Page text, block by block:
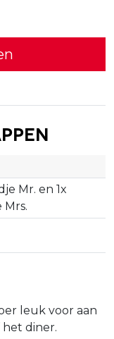
Mr. en 1x
Mrs.
leuk voor aan
diner.